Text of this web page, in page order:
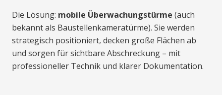
Die Lösung: mobile Überwachungstürme (auch
bekannt als Baustellenkameratürme). Sie werden
strategisch positioniert, decken große Flächen ab
und sorgen für sichtbare Abschreckung – mit
professioneller Technik und klarer Dokumentation.